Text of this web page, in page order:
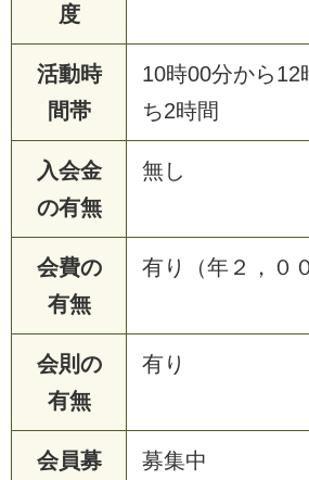
度
活動時
間帯
10時00分から12
ち2時間
入会金
の有無
無し
会費の
有無
有り（年２，０
会則の
有無
有り
会員募
募集中